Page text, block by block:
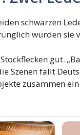
schwarzen
wurden sie
gut.
Szenen fällt
zusammen ein.